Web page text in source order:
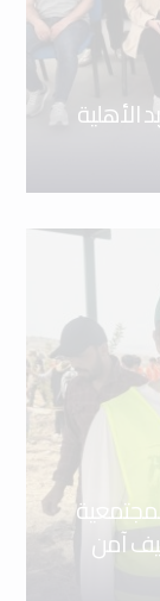
الأهلية
آمن